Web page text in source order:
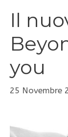
Il
you
25 Novembre